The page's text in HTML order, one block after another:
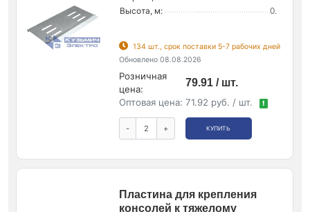
Высота, м:
0.
134 шт., срок поставки 5-7 рабочих дней
Обновлено 08.08.2026
Розничная
цена:
79.91 / шт.
Оптовая цена: 71.92 руб. / шт. !
- + КУПИТЬ
Пластина для крепления
консолей к тяжелому